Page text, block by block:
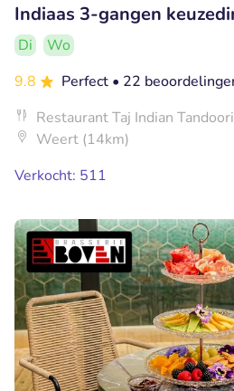
Indiaas 3-gangen
Di
Wo
9.8
Perfect • 22
Restaurant Taj Indian Tandoori
Weert (14km)
Verkocht: 511